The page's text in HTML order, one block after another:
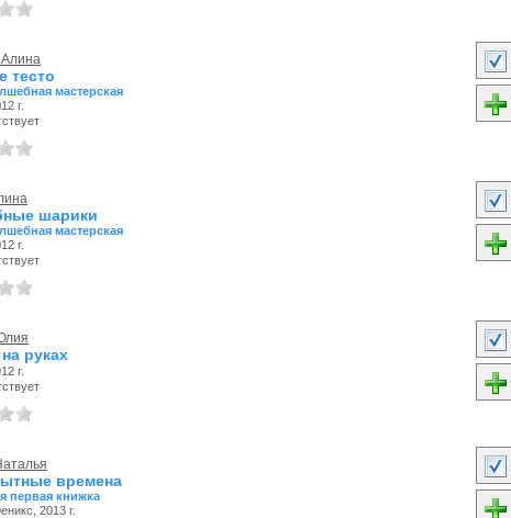
тесто
мастерская
г.
шарики
мастерская
г.
руках
г.
времена
первая книжка
2013 г.